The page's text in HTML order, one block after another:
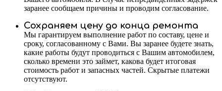
заранее сообщаем причины и проводим согласование.
Сохраняем цену до конца ремонта
Мы гарантируем выполнение работ по составу, цене и
сроку, согласованному с Вами. Вы заранее будете знать,
какие работы будут проводиться с Вашим автомобилем,
сколько времени это займет, какова будет итоговая
стоимость работ и запасных частей. Скрытые платежи
отсутствуют.